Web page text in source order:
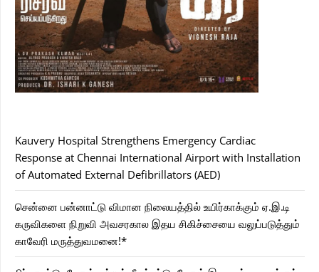
Kauvery Hospital Strengthens Emergency Cardiac
Response at Chennai International Airport with Installation
of Automated External Defibrillators (AED)
சென்னை பன்னாட்டு விமான நிலையத்தில் உயிர்காக்கும் ஏ.இ.டி
கருவிகளை நிறுவி அவசரகால இதய சிகிச்சையை வலுப்படுத்தும்
காவேரி மருத்துவமனை!*